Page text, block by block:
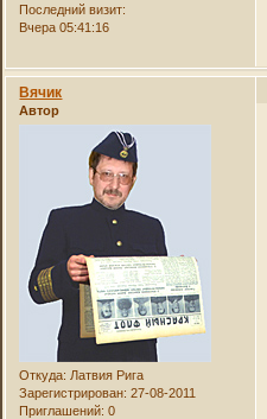
Последний визит:
Вчера 05:41:16
Вячик
Автор
Откуда: Латвия Рига
Зарегистрирован: 27-08-2011
Приглашений: 0